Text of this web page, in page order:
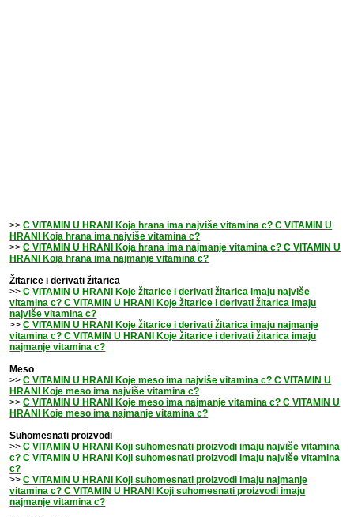
>>C VITAMIN U HRANI Koja hrana ima najviše vitamina c? C VITAMIN U
HRANI Koja hrana ima najviše vitamina c?
>>C VITAMIN U HRANI Koja hrana ima najmanje vitamina c? C VITAMIN U
HRANI Koja hrana ima najmanje vitamina c?
Žitarice i derivati žitarica
>>C VITAMIN U HRANI Koje žitarice i derivati žitarica imaju najviše
vitamina c? C VITAMIN U HRANI Koje žitarice i derivati žitarica imaju
najviše vitamina c?
>>C VITAMIN U HRANI Koje žitarice i derivati žitarica imaju najmanje
vitamina c? C VITAMIN U HRANI Koje žitarice i derivati žitarica imaju
najmanje vitamina c?
Meso
>>C VITAMIN U HRANI Koje meso ima najviše vitamina c? C VITAMIN U
HRANI Koje meso ima najviše vitamina c?
>>C VITAMIN U HRANI Koje meso ima najmanje vitamina c? C VITAMIN U
HRANI Koje meso ima najmanje vitamina c?
Suhomesnati proizvodi
>>C VITAMIN U HRANI Koji suhomesnati proizvodi imaju najviše vitamina
c? C VITAMIN U HRANI Koji suhomesnati proizvodi imaju najviše vitamina
c?
>>C VITAMIN U HRANI Koji suhomesnati proizvodi imaju najmanje
vitamina c? C VITAMIN U HRANI Koji suhomesnati proizvodi imaju
najmanje vitamina c?